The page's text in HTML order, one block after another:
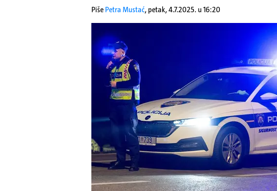
Piše Petra Mustać, petak, 4.7.2025. u 16:20